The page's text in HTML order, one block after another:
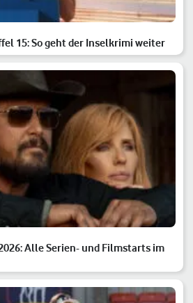
15: So geht der Inselkrimi weiter
Alle Serien- und Filmstarts im